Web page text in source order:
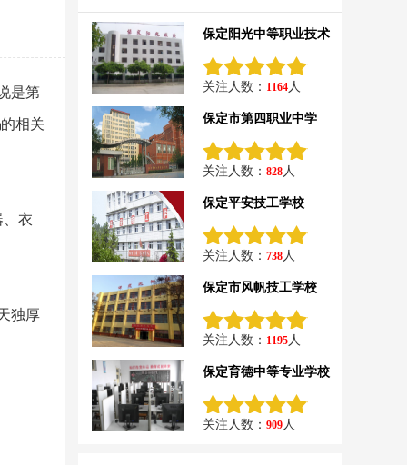
是第
的相关
衣
独厚
保定阳光中等职业技术
关注人数： 1164人
保定市第四职业中学
关注人数： 828人
保定平安技工学校
关注人数： 738人
保定市风帆技工学校
关注人数： 1195人
保定育德中等专业学校
关注人数： 909人